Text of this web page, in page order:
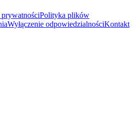
Polityka plików
Wyłączenie odpowiedzialnościKontakt